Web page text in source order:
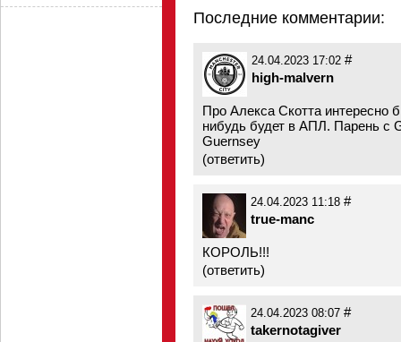
Последние комментарии:
24.04.2023 17:02 #
high-malvern
Про Алекса Скотта интересно
нибудь будет в АПЛ. Парень с
Guernsey
(ответить)
24.04.2023 11:18 #
true-manc
КОРОЛЬ!!!
(ответить)
24.04.2023 08:07 #
takernotagiver